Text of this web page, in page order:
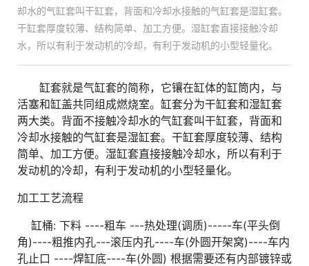
却水的气缸套叫干缸套，背面和冷却水接触的气缸套是湿缸套。
干缸套厚度较薄、结构简单、加工方便。湿缸套直接接触冷却
水，所以有利于发动机的冷却，有利于发动机的小型轻量化。
缸套就是气缸套的简称，它镶在缸体的缸筒内，与
活塞和缸盖共同组成燃烧室。缸套分为干缸套和湿缸套
两大类。背面不接触冷却水的气缸套叫干缸套，背面和
冷却水接触的气缸套是湿缸套。干缸套厚度较薄、结构
简单、加工方便。湿缸套直接接触冷却水，所以有利于
发动机的冷却，有利于发动机的小型轻量化。
加工工艺流程
缸桶: 下料 ----粗车 ---热处理(调质)-----车(平头倒
角)----粗推内孔---滚压内孔----车(外圆开架窝)----车内
孔止口 ----焊缸底----车(外圆) 根据需要还有内部镀锌或